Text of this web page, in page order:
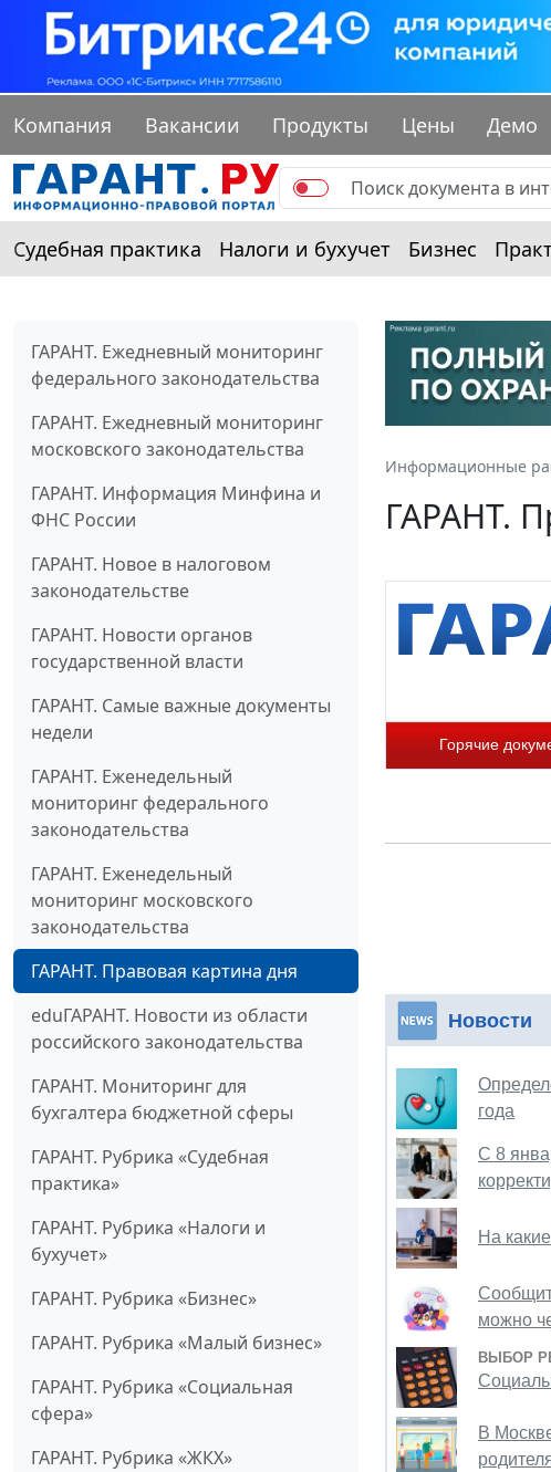
Компания Вакансии Продукты Цены Демо
Судебная практика Налоги и бухучет Бизнес
ГАРАНТ. Ежедневный мониторинг
федерального законодательства
ГАРАНТ. Ежедневный мониторинг
московского законодательства
ГАРАНТ. Информация Минфина и
ФНС России
ГАРАНТ. Новое в налоговом
законодательстве
ГАРАНТ. Новости органов
государственной власти
ГАРАНТ. Самые важные документы
недели
ГАРАНТ. Еженедельный
мониторинг федерального
законодательства
ГАРАНТ. Еженедельный
мониторинг московского
законодательства
ГАРАНТ. Правовая картина дня
eduГАРАНТ. Новости из области
российского законодательства
ГАРАНТ. Мониторинг для
бухгалтера бюджетной сферы
ГАРАНТ. Рубрика «Судебная
практика»
ГАРАНТ. Рубрика «Налоги и
бухучет»
ГАРАНТ. Рубрика «Бизнес»
ГАРАНТ. Рубрика «Малый бизнес»
ГАРАНТ. Рубрика «Социальная
сфера»
ГАРАНТ. Рубрика «ЖКХ»
Информационные
ГАРАНТ.
Горячие
Новости
года
С 8
На
можно
ВЫБОР
В